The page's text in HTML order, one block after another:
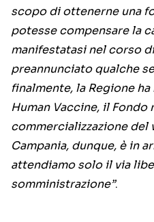
scopo di ottenerne una
potesse compensare la
manifestatasi nel corso
preannunciato qualche
finalmente, la Regione
Human Vaccine, il
commercializzazione del
Campania, dunque, è in
attendiamo solo il via
somministrazione”.